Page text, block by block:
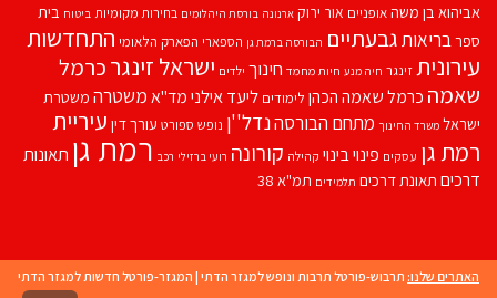
אביהוא בן משהאופניים אור ירוק ארנונה בורסת היהלומים בחירות מקומיות ביטוח בית
ספרבריאותגבעתיים הבורסה ברמת גן הספארי הפארק הלאומי התחדשות
עירוניתזינגר חיה מנע חיות מחמד חינוך ילדים ישראל זינגרכרמל
שאמה כרמל שאמה הכהן לימודים ליעד אילנימד''אמשטרה משטרת
ישראל משרד החינוך מתחם הבורסהנדל''ן נופש ספורט עורך דין עיריית
רמת גן עסקים פינוי בינוי קהילה קורונה רועי ברזילי רכב רמת גן תאונות
דרכים תאונת דרכים תלמידים תמ"א 38
האתרים שלנו: תרבוש-פורטל תרבות ונופש למגזר הדתי | המגזר-פורטל חדשות למגזר הדתי